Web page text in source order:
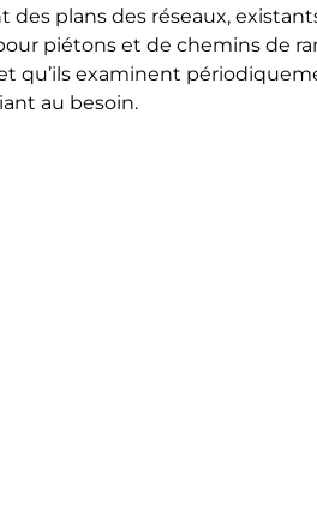
des plans des réseaux,
piétons et de chemins de
qu’ils examinent
au besoin.